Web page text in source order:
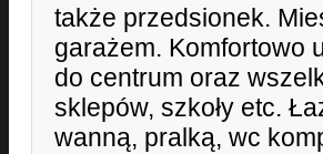
także przedsionek.
garażem. Komfortowo
do centrum oraz
sklepów, szkoły etc.
wanną, pralką, wc